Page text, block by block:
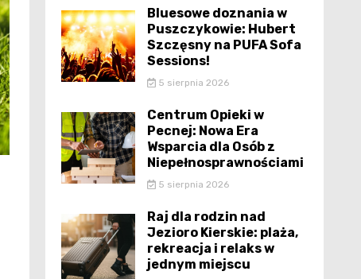
Bluesowe doznania w
Puszczykowie: Hubert
Szczęsny na PUFA Sofa
Sessions!
5 sierpnia 2026
Centrum Opieki w
Pecnej: Nowa Era
Wsparcia dla Osób z
Niepełnosprawnościami
5 sierpnia 2026
Raj dla rodzin nad
Jezioro Kierskie: plaża,
rekreacja i relaks w
jednym miejscu